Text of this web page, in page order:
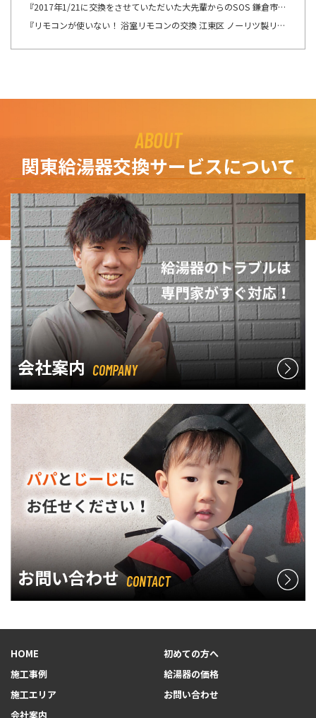
『2017年1/21に交換をさせていただいた大先輩からのSOS 鎌倉市』この週末は、少しゆっくり出来そうです！！！
『リモコンが使いない！ 浴室リモコンの交換 江東区 ノーリツ製リモコン RC-8201Sの交換』自然の驚異を感じますね。
ABOUT
関東給湯器交換サービスについて
会社案内 COMPANY
お問い合わせ CONTACT
HOME
初めての方へ
施工事例
給湯器の価格
施工エリア
お問い合わせ
会社案内